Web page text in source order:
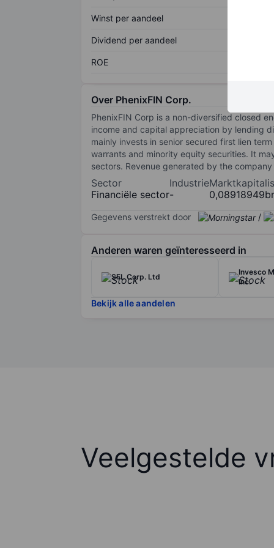
Winst per aandeel
Dividend per aandeel
ROE
Over PhenixFIN Corp.
PhenixFIN Corp is a non-diversified closed
income and capital appreciation by lending
mainly invests in senior secured first lien
warrants and minority equity securities. It
sectors. Revenue generated by the
Sector
Financiële sector
Industrie
-
Gegevens verstrekt door /
Anderen waren geïnteresseerd in
SFL Corp. Ltd
Invesco
Inc.
Bekijk alle aandelen
Veelgestelde